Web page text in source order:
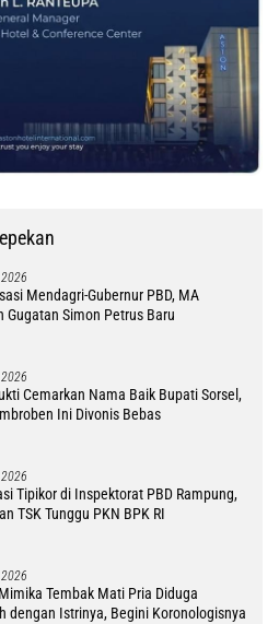
Mendagri-Gubernur PBD, MA
Gugatan Simon Petrus Baru
Cemarkan Nama Baik Bupati Sorsel,
Ini Divonis Bebas
Tipikor di Inspektorat PBD Rampung,
TSK Tunggu PKN BPK RI
Tembak Mati Pria Diduga
dengan Istrinya, Begini Koronologisnya